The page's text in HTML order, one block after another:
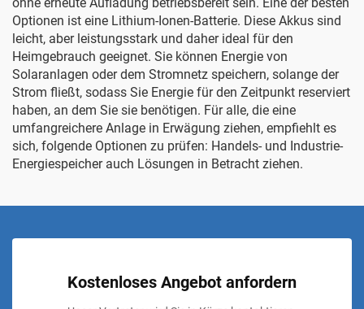
Optionen ist eine Lithium-Ionen-Batterie. Diese Akkus sind
leicht, aber leistungsstark und daher ideal für den
Heimgebrauch geeignet. Sie können Energie von
Solaranlagen oder dem Stromnetz speichern, solange der
Strom fließt, sodass Sie Energie für den Zeitpunkt reserviert
haben, an dem Sie sie benötigen. Für alle, die eine
umfangreichere Anlage in Erwägung ziehen, empfiehlt es
sich, folgende Optionen zu prüfen: Handels- und Industrie-
Energiespeicher auch Lösungen in Betracht ziehen.
Kostenloses Angebot anfordern